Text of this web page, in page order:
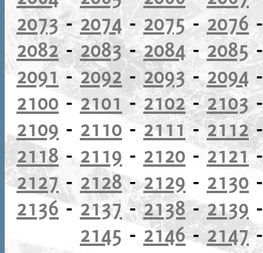
2073-2074 - 2075-2076
2082-2083-2084-2085
2091 -2092-2093-2094
2100 -2101-2102-2103
2109 - 2110 -2111-2112
2118- 2119 - 2120 - 2121
2127- 2128-2129 - 2130
2136- 2137-2138-2139
2145 - 2146-2147